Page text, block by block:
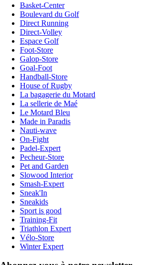
Basket-Center
Boulevard du Golf
Direct Running
Direct-Volley
Espace Golf
Foot-Store
Galop-Store
Goal-Foot
Handball-Store
House of Rugby
La bagagerie du Motard
La sellerie de Maé
Le Motard Bleu
Made in Paradis
Nauti-wave
On-Fight
Padel-Expert
Pecheur-Store
Pet and Garden
Slowood Interior
Smash-Expert
Sneak'In
Sneakids
Sport is good
Training-Fit
Triathlon Expert
Vélo-Store
Winter Expert